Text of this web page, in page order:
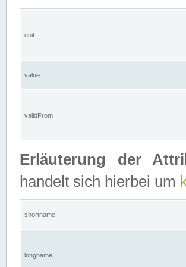
unit
value
validFrom
Erläuterung der
handelt sich hierbei um
shortname
longname